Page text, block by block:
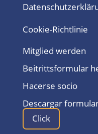
Cookie-Richtlinie
Mitglied werden
Beitrittsformular
Hacerse socio
Descargar
Click